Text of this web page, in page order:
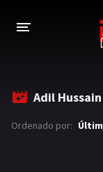
Adil Hussain
Ordenado por: